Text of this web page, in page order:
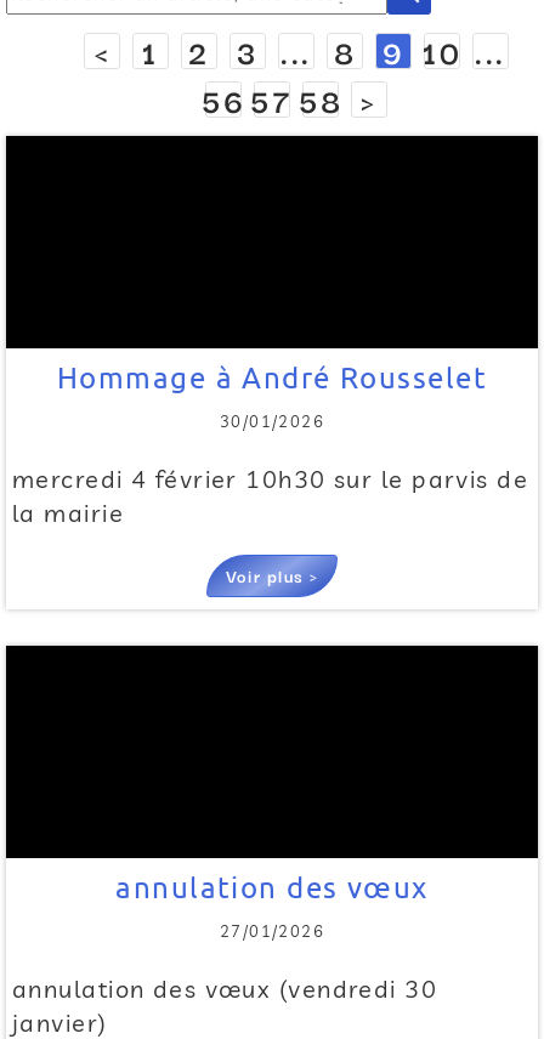
< 1 2 3 ... 8 9 10 ...
56 57 58 >
Hommage à André Rousselet
30/01/2026
mercredi 4 février 10h30 sur le parvis de
la mairie
Voir plus >
annulation des vœux
27/01/2026
annulation des vœux (vendredi 30
janvier)